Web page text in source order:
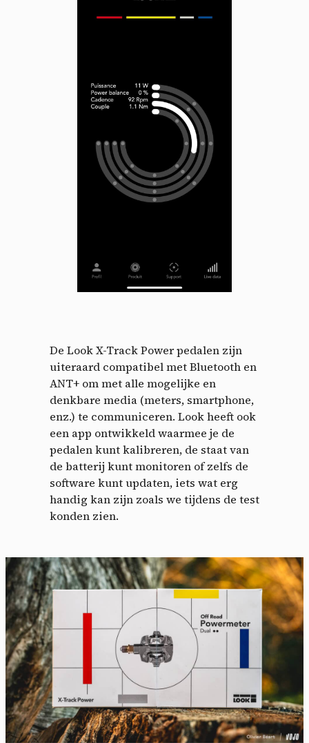
De Look X-Track Power pedalen zijn
uiteraard compatibel met Bluetooth en
ANT+ om met alle mogelijke en
denkbare media (meters, smartphone,
enz.) te communiceren. Look heeft ook
een app ontwikkeld waarmee je de
pedalen kunt kalibreren, de staat van
de batterij kunt monitoren of zelfs de
software kunt updaten, iets wat erg
handig kan zijn zoals we tijdens de test
konden zien.